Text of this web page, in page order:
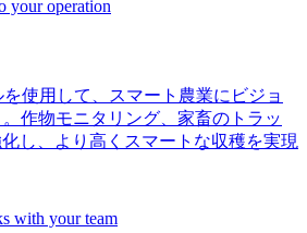
使用して、スマート農業にビジョ
作物モニタリング、家畜のトラッ
し、より高くスマートな収穫を実現